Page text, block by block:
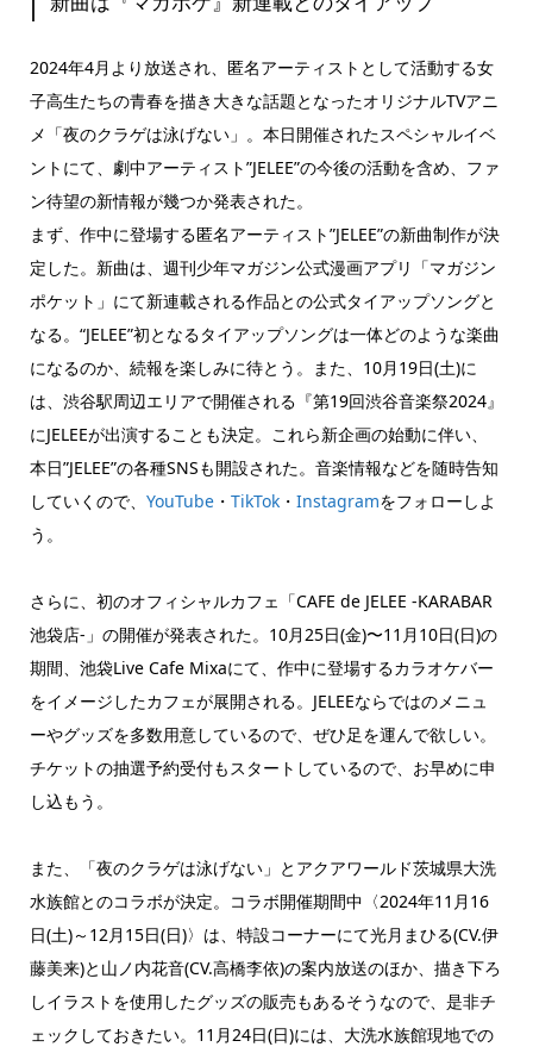
2024年4月より放送され、匿名アーティストとして活動する女
子高生たちの青春を描き大きな話題となったオリジナルTVアニ
メ「夜のクラゲは泳げない」。本日開催されたスペシャルイベ
ントにて、劇中アーティスト”JELEE”の今後の活動を含め、ファ
ン待望の新情報が幾つか発表された。
まず、作中に登場する匿名アーティスト”JELEE”の新曲制作が決
定した。新曲は、週刊少年マガジン公式漫画アプリ「マガジン
ポケット」にて新連載される作品との公式タイアップソングと
なる。“JELEE”初となるタイアップソングは一体どのような楽曲
になるのか、続報を楽しみに待とう。また、10月19日(土)に
は、渋谷駅周辺エリアで開催される『第19回渋谷音楽祭2024』
にJELEEが出演することも決定。これら新企画の始動に伴い、
本日”JELEE”の各種SNSも開設された。音楽情報などを随時告知
していくので、 YouTube・ TikTok・ Instagramをフォローしよ
う。
さらに、初のオフィシャルカフェ「CAFE de JELEE -KARABAR
池袋店-」の開催が発表された。10月25日(金)〜11月10日(日)の
期間、池袋Live Cafe Mixaにて、作中に登場するカラオケバー
をイメージしたカフェが展開される。JELEEならではのメニュ
ーやグッズを多数用意しているので、ぜひ足を運んで欲しい。
チケットの抽選予約受付もスタートしているので、お早めに申
し込もう。
また、「夜のクラゲは泳げない」とアクアワールド茨城県大洗
水族館とのコラボが決定。コラボ開催期間中〈2024年11月16
日(土)～12月15日(日)〉は、特設コーナーにて光月まひる(CV.伊
藤美来)と山ノ内花音(CV.高橋李依)の案内放送のほか、描き下ろ
しイラストを使用したグッズの販売もあるそうなので、是非チ
ェックしておきたい。11月24日(日)には、大洗水族館現地での